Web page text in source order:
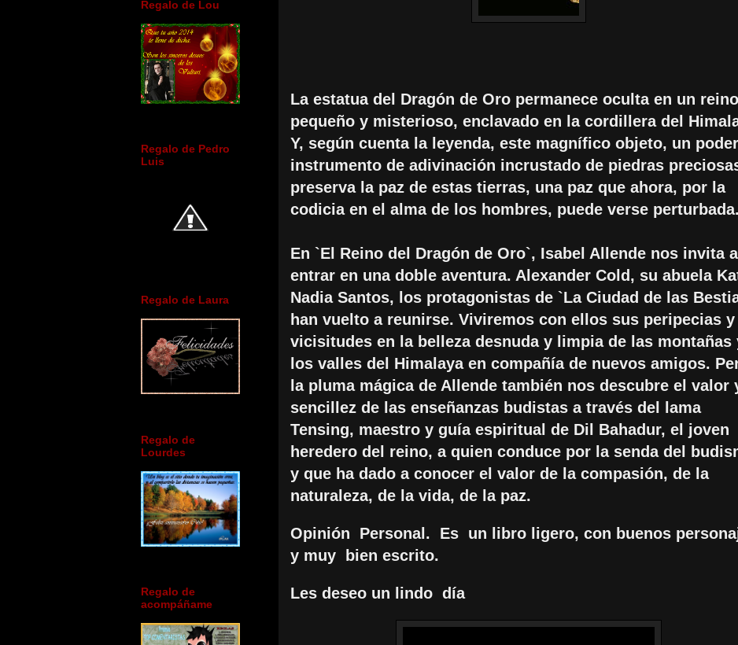
La estatua del Dragón de Oro permanece oculta en un reino
pequeño y misterioso, enclavado en la cordillera del
Y, según cuenta la leyenda, este magnífico objeto, un
instrumento de adivinación incrustado de piedras
preserva la paz de estas tierras, una paz que ahora, por la
codicia en el alma de los hombres, puede verse perturbada.
En `El Reino del Dragón de Oro`, Isabel Allende nos invita a
entrar en una doble aventura. Alexander Cold, su abuela
Nadia Santos, los protagonistas de `La Ciudad de las
han vuelto a reunirse. Viviremos con ellos sus peripecias y
vicisitudes en la belleza desnuda y limpia de las montañas
los valles del Himalaya en compañía de nuevos amigos.
la pluma mágica de Allende también nos descubre el valor
sencillez de las enseñanzas budistas a través del lama
Tensing, maestro y guía espiritual de Dil Bahadur, el joven
heredero del reino, a quien conduce por la senda del
y que ha dado a conocer el valor de la compasión, de la
naturaleza, de la vida, de la paz.
Opinión Personal. Es un libro ligero, con buenos
y muy
bien escrito.
Les deseo un lindo día
Regalo de Lou
Regalo de Pedro
Luis
Regalo de Laura
Regalo de
Lourdes
Regalo de
acompáñame